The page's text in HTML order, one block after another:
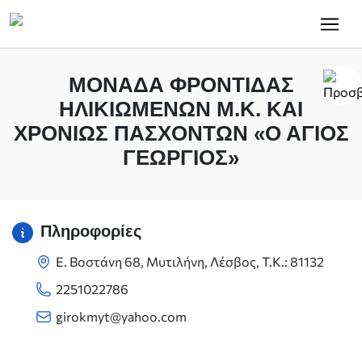
Κύρια πλοήγηση
ΜΟΝΆΔΑ ΦΡΟΝΤΊΔΑΣ
ΗΛΙΚΙΩΜΈΝΩΝ Μ.Κ. ΚΑΙ
ΧΡΟΝΊΩΣ ΠΑΣΧΌΝΤΩΝ «Ο ΑΓΙΟΣ
ΓΕΩΡΓΙΟΣ»
Πληροφορίες
Ε. Βοστάνη 68, Μυτιλήνη, Λέσβος, Τ.Κ.: 81132
2251022786
girokmyt@yahoo.com